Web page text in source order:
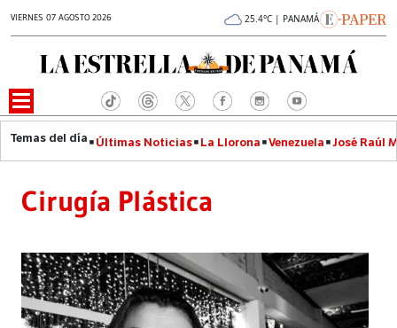
VIERNES 07 AGOSTO 2026 25.4°C | PANAMÁ
Últimas Noticias La Llorona Venezuela José Raúl
Cirugía Plástica